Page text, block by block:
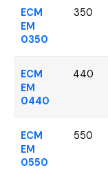
ECM
EM
0350
350
ECM
EM
0440
440
ECM
EM
0550
550